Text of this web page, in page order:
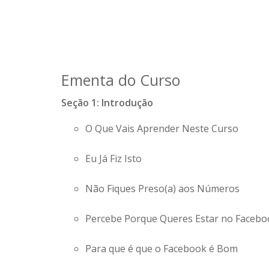
Ementa do Curso
Seção 1: Introdução
O Que Vais Aprender Neste Curso
Eu Já Fiz Isto
Não Fiques Preso(a) aos Números
Percebe Porque Queres Estar no
Para que é que o Facebook é Bom